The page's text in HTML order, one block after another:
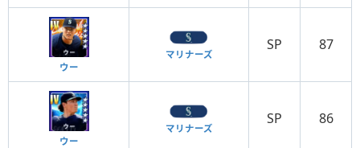
ウー
マリナーズ
SP 87
ウー
マリナーズ
SP 86